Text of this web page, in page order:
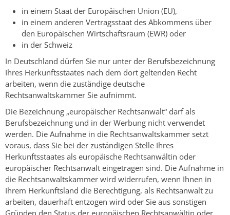
in einem Staat der Europäischen Union (EU),
in einem anderen Vertragsstaat des Abkommens über
den Europäischen Wirtschaftsraum (EWR) oder
in der Schweiz
In Deutschland dürfen Sie nur unter der Berufsbezeichnung
Ihres Herkunftsstaates nach dem dort geltenden Recht
arbeiten, wenn die zuständige deutsche
Rechtsanwaltskammer Sie aufnimmt.
Die Bezeichnung „europäischer Rechtsanwalt“ darf als
Berufsbezeichnung und in der Werbung nicht verwendet
werden. Die Aufnahme in die Rechtsanwaltskammer setzt
voraus, dass Sie bei der zuständigen Stelle Ihres
Herkunftsstaates als europäische Rechtsanwältin oder
europäischer Rechtsanwalt eingetragen sind. Die Aufnahme in
die Rechtsanwaltskammer wird widerrufen, wenn Ihnen in
Ihrem Herkunftsland die Berechtigung, als Rechtsanwalt zu
arbeiten, dauerhaft entzogen wird oder Sie aus sonstigen
Gründen den Status der europäischen Rechtsanwältin oder